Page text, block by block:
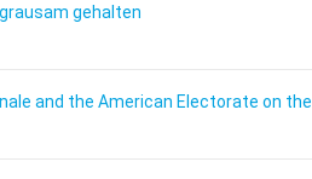
gehalten
and the American Electorate on the